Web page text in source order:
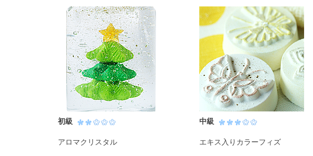
初級
アロマクリスタル
中級
エキス入りカラーフィズ